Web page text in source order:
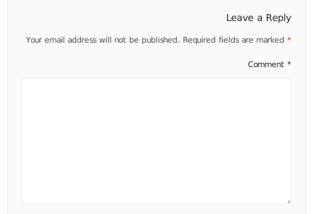
Leave a Reply
Your email address will not be published. Required fields are marked *
Comment *